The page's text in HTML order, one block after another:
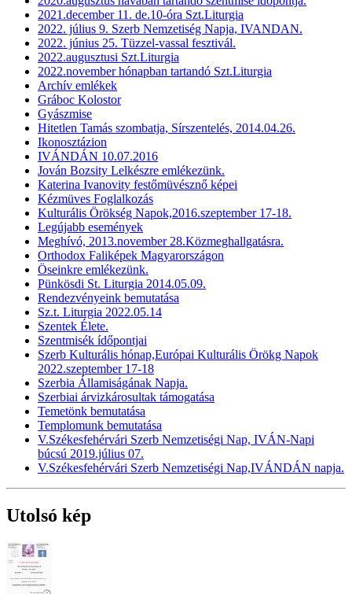
2021.december 11. de.10-óra Szt.Liturgia
2022. július 9. Szerb Nemzetiség Napja, IVANDAN.
2022. június 25. Tüzzel-vassal fesztivál.
2022.augusztusi Szt.Liturgia
2022.november hónapban tartandó Szt.Liturgia
Archív emlékek
Gráboc Kolostor
Gyászmise
Hitetlen Tamás szombatja, Sírszentelés, 2014.04.26.
Ikonosztázion
IVÁNDÁN 10.07.2016
Jován Bozsity Lelkészre emlékezünk.
Katerina Ivanovity festőmüvésznő képei
Kézmüves Foglalkozás
Kulturális Örökség Napok,2016.szeptember 17-18.
Legújabb események
Meghívó, 2013.november 28.Közmeghallgatásra.
Orthodox Faliképek Magyarországon
Öseinkre emlékezünk.
Pünkösdi St. Liturgia 2014.05.09.
Rendezvényeink bemutatása
Sz.t. Liturgia 2022.05.14
Szentek Élete.
Szentmisék ídőpontjai
Szerb Kulturális hónap,Európai Kulturális Örökg Napok
2022.szeptember 17-18
Szerbia Államiságának Napja.
Szerbiai árvizkárosultak támogatása
Temetönk bemutatása
Templomunk bemutatása
V.Székesfehérvári Szerb Nemzetiségi Nap, IVÁN-Napi
búcsú 2019.július 07.
V.Székesfehérvári Szerb Nemzetiségi Nap,IVÁNDÁN napja.
Utolsó kép